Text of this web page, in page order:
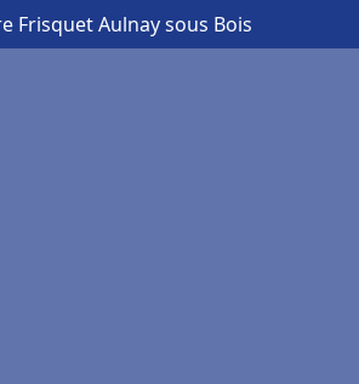
Frisquet Aulnay sous Bois